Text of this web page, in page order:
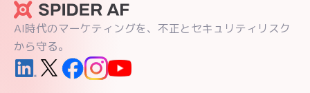
AI時代のマーケティングを、不正とセキュリティリスク
から守る。